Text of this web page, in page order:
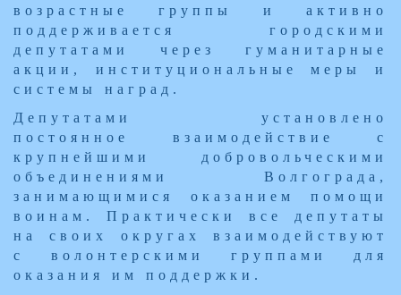
возрастные группы и активно
поддерживается городскими
депутатами через гуманитарные
акции, институциональные меры и
системы наград.
Депутатами установлено
постоянное взаимодействие с
крупнейшими добровольческими
объединениями Волгограда,
занимающимися оказанием помощи
воинам. Практически все депутаты
на своих округах взаимодействуют
с волонтерскими группами для
оказания им поддержки.